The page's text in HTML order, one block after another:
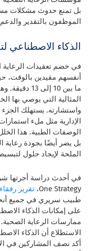
بل تمنع حدوث مشكلات
الموظفون بالتقدير
الذكاء الاصطناعي
في خضم تعقيدات الرعاية
أنفسهم مقيدين
ما بين 10
المثالية التي يوصي بها
واستشارته. يستهلك
الإدارية مثل ملء
الوصفات الطبية. هذا
بل يضر أيضًا بجودة
الملحة لإيجاد حلول
One Strategy، تقرير رفقاء ClinicAI،
طبيب سريري في جميع
الاستطلاع أن الذكاء
أكد نصف المشاركين في